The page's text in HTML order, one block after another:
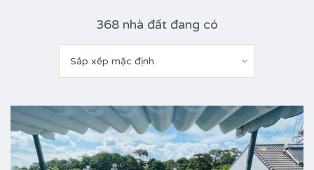
368 nhà đất đang có
Sắp xếp mặc định